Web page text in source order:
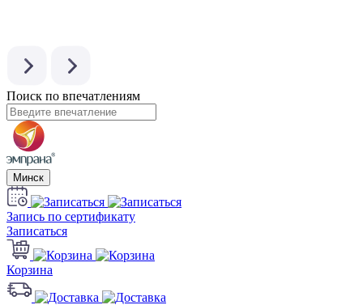
Поиск по впечатлениям
Минск
Запись по сертификату
Записаться
Корзина